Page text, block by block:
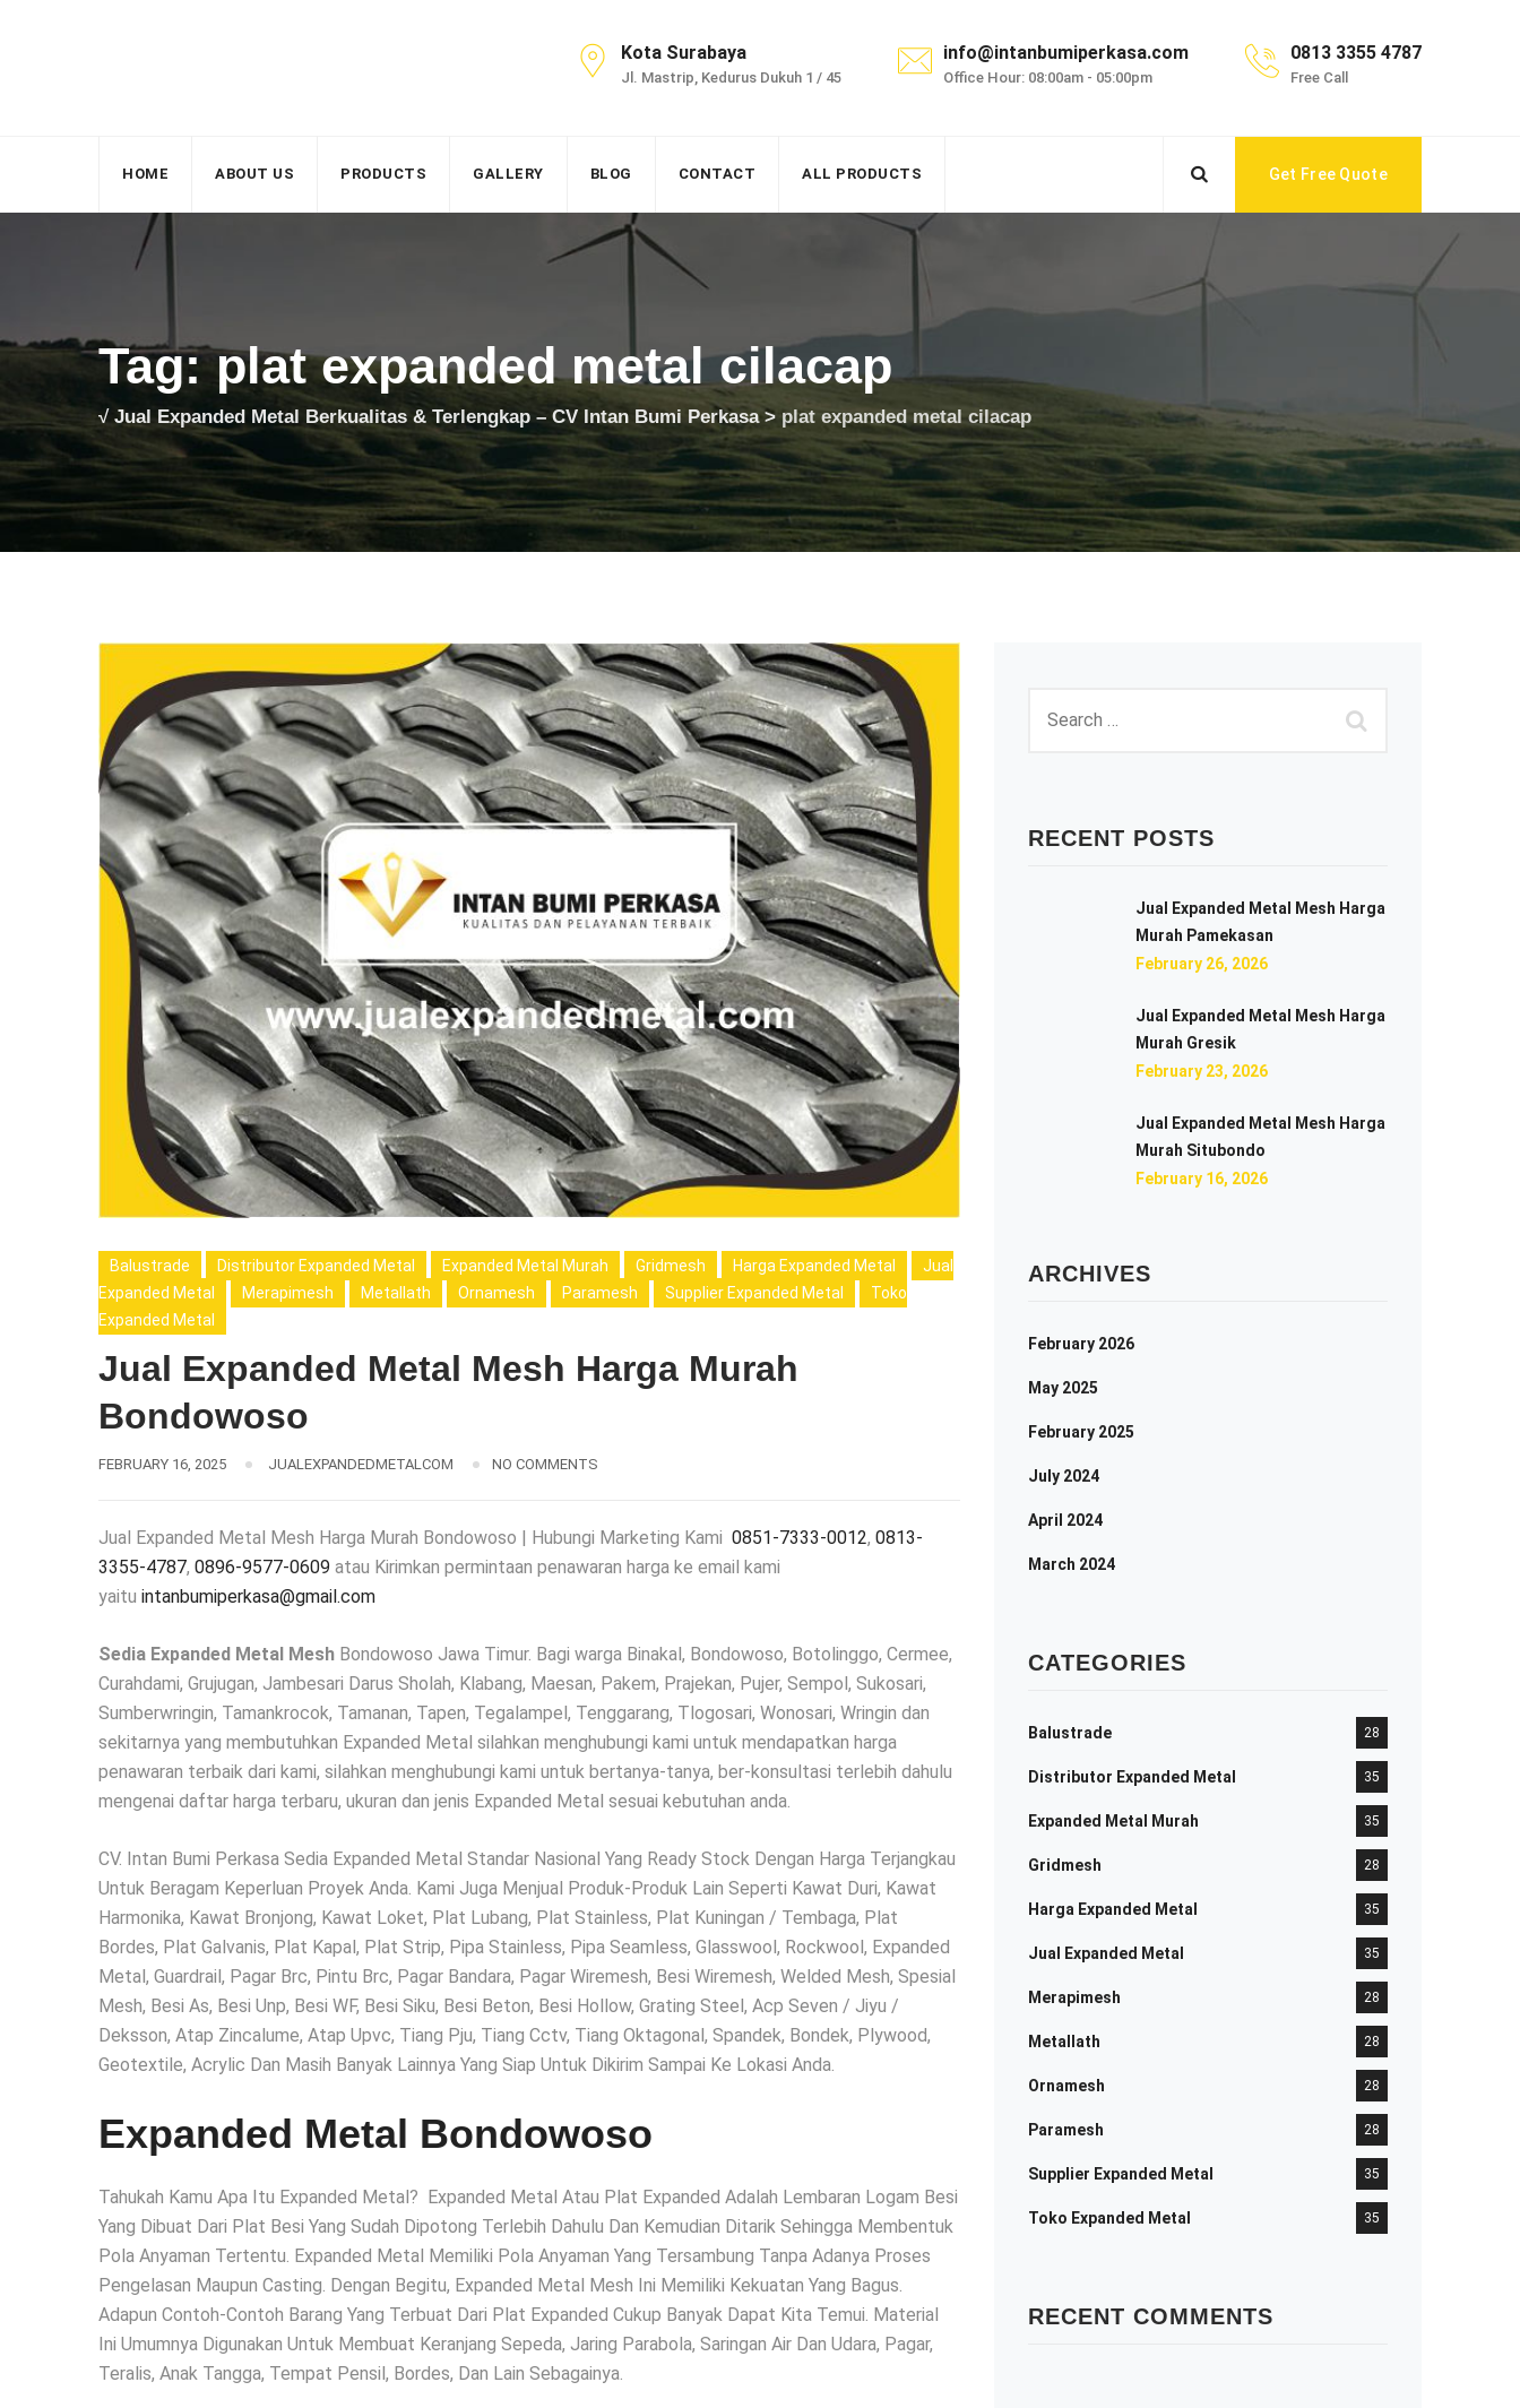
Kota Surabaya
Jl. Mastrip, Kedurus Dukuh 1 / 45
info@intanbumiperkasa.com
Office Hour: 08:00am - 05:00pm
0813 3355 4787
Free Call
HOME ABOUT US PRODUCTS GALLERY BLOG CONTACT ALL PRODUCTS Get Free Quote
Tag: plat expanded metal cilacap
√ Jual Expanded Metal Berkualitas & Terlengkap – CV Intan Bumi Perkasa> plat expanded metal cilacap
Balustrade Distributor Expanded Metal Expanded Metal Murah Gridmesh Harga Expanded Metal
Jual
Expanded Metal
Merapimesh Metallath Ornamesh Paramesh Supplier Expanded Metal
Toko
Expanded Metal
Jual Expanded Metal Mesh Harga Murah
Bondowoso
FEBRUARY 16, 2025 JUALEXPANDEDMETALCOM NO COMMENTS
Jual Expanded Metal Mesh Harga Murah Bondowoso | Hubungi Marketing Kami 0851-7333-0012, 0813-
3355-4787, 0896-9577-0609 atau Kirimkan permintaan penawaran harga ke email kami
yaitu intanbumiperkasa@gmail.com
Sedia Expanded Metal Mesh Bondowoso Jawa Timur. Bagi warga Binakal, Bondowoso, Botolinggo, Cermee,
Curahdami, Grujugan, Jambesari Darus Sholah, Klabang, Maesan, Pakem, Prajekan, Pujer, Sempol, Sukosari,
Sumberwringin, Tamankrocok, Tamanan, Tapen, Tegalampel, Tenggarang, Tlogosari, Wonosari, Wringin dan
sekitarnya yang membutuhkan Expanded Metal silahkan menghubungi kami untuk mendapatkan harga
penawaran terbaik dari kami, silahkan menghubungi kami untuk bertanya-tanya, ber-konsultasi terlebih dahulu
mengenai daftar harga terbaru, ukuran dan jenis Expanded Metal sesuai kebutuhan anda.
CV. Intan Bumi Perkasa Sedia Expanded Metal Standar Nasional Yang Ready Stock Dengan Harga Terjangkau
Untuk Beragam Keperluan Proyek Anda. Kami Juga Menjual Produk-Produk Lain Seperti Kawat Duri, Kawat
Harmonika, Kawat Bronjong, Kawat Loket, Plat Lubang, Plat Stainless, Plat Kuningan / Tembaga, Plat
Bordes, Plat Galvanis, Plat Kapal, Plat Strip, Pipa Stainless, Pipa Seamless, Glasswool, Rockwool, Expanded
Metal, Guardrail, Pagar Brc, Pintu Brc, Pagar Bandara, Pagar Wiremesh, Besi Wiremesh, Welded Mesh, Spesial
Mesh, Besi As, Besi Unp, Besi WF, Besi Siku, Besi Beton, Besi Hollow, Grating Steel, Acp Seven / Jiyu /
Deksson, Atap Zincalume, Atap Upvc, Tiang Pju, Tiang Cctv, Tiang Oktagonal, Spandek, Bondek, Plywood,
Geotextile, Acrylic Dan Masih Banyak Lainnya Yang Siap Untuk Dikirim Sampai Ke Lokasi Anda.
Expanded Metal Bondowoso
Tahukah Kamu Apa Itu Expanded Metal? Expanded Metal Atau Plat Expanded Adalah Lembaran Logam Besi
Yang Dibuat Dari Plat Besi Yang Sudah Dipotong Terlebih Dahulu Dan Kemudian Ditarik Sehingga Membentuk
Pola Anyaman Tertentu. Expanded Metal Memiliki Pola Anyaman Yang Tersambung Tanpa Adanya Proses
Pengelasan Maupun Casting. Dengan Begitu, Expanded Metal Mesh Ini Memiliki Kekuatan Yang Bagus.
Adapun Contoh-Contoh Barang Yang Terbuat Dari Plat Expanded Cukup Banyak Dapat Kita Temui. Material
Ini Umumnya Digunakan Untuk Membuat Keranjang Sepeda, Jaring Parabola, Saringan Air Dan Udara, Pagar,
Teralis, Anak Tangga, Tempat Pensil, Bordes, Dan Lain Sebagainya.
RECENT POSTS
Jual Expanded Metal Mesh Harga
Murah Pamekasan
February 26, 2026
Jual Expanded Metal Mesh Harga
Murah Gresik
February 23, 2026
Jual Expanded Metal Mesh Harga
Murah Situbondo
February 16, 2026
ARCHIVES
February 2026
May 2025
February 2025
July 2024
April 2024
March 2024
CATEGORIES
Balustrade 28
Distributor Expanded Metal 35
Expanded Metal Murah 35
Gridmesh 28
Harga Expanded Metal 35
Jual Expanded Metal 35
Merapimesh 28
Metallath 28
Ornamesh 28
Paramesh 28
Supplier Expanded Metal 35
Toko Expanded Metal 35
RECENT COMMENTS